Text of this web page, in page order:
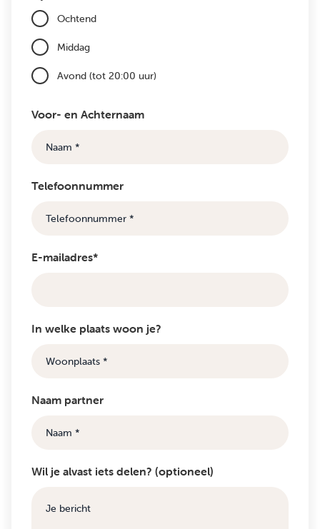
Ochtend
Middag
Avond (tot 20:00 uur)
Voor- en Achternaam
Telefoonnummer
E-mailadres*
In welke plaats woon je?
Naam partner
Wil je alvast iets delen? (optioneel)